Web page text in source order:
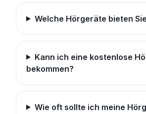
Welche Hörgeräte bieten
Kann ich eine kostenlose
bekommen?
Wie oft sollte ich meine